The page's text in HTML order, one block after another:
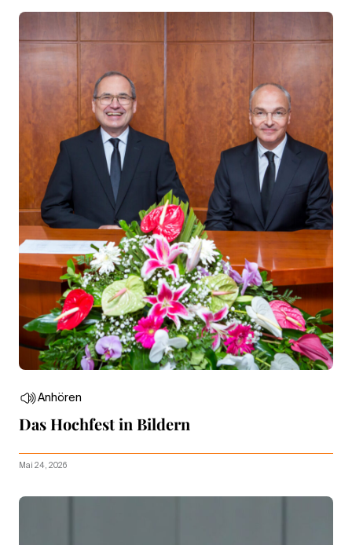
Anhören
Das Hochfest in Bildern
Mai 24, 2026